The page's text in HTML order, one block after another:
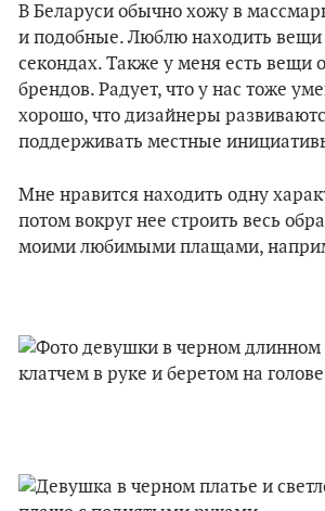
В Беларуси обычно хожу в
и подобные. Люблю находить вещи
секондах. Также у меня есть вещи
брендов. Радует, что у нас тоже
хорошо, что дизайнеры
поддерживать местные
Мне нравится находить одну
потом вокруг нее строить весь
моими любимыми плащами,